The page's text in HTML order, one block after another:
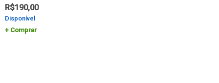
R$190,00
Disponível
Comprar